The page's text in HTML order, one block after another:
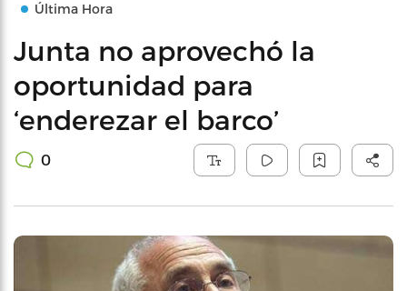
Última Hora
Junta no aprovechó la
oportunidad para
‘enderezar el barco’
0